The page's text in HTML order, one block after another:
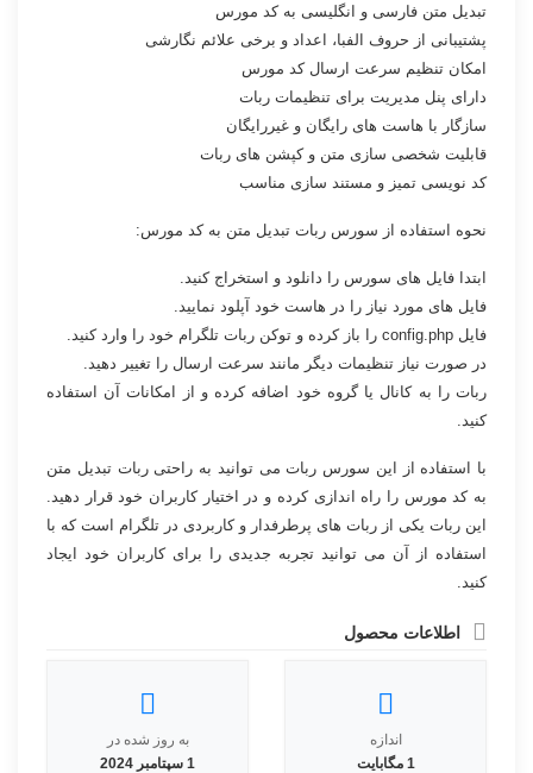
تبدیل متن فارسی و انگلیسی به کد مورس
پشتیبانی از حروف الفبا، اعداد و برخی علائم نگارشی
امکان تنظیم سرعت ارسال کد مورس
دارای پنل مدیریت برای تنظیمات ربات
سازگار با هاست های رایگان و غیررایگان
قابلیت شخصی سازی متن و کپشن های ربات
کد نویسی تمیز و مستند سازی مناسب
نحوه استفاده از سورس ربات تبدیل متن به کد مورس:
ابتدا فایل های سورس را دانلود و استخراج کنید.
فایل های مورد نیاز را در هاست خود آپلود نمایید.
فایل config.php را باز کرده و توکن ربات تلگرام خود را وارد کنید.
در صورت نیاز تنظیمات دیگر مانند سرعت ارسال را تغییر دهید.
ربات را به کانال یا گروه خود اضافه کرده و از امکانات آن استفاده
کنید.
با استفاده از این سورس ربات می توانید به راحتی ربات تبدیل متن
به کد مورس را راه اندازی کرده و در اختیار کاربران خود قرار دهید.
این ربات یکی از ربات های پرطرفدار و کاربردی در تلگرام است که با
استفاده از آن می توانید تجربه جدیدی را برای کاربران خود ایجاد
کنید.
اطلاعات محصول
اندازه
1 مگابایت
به روز شده در
1 سپتامبر 2024